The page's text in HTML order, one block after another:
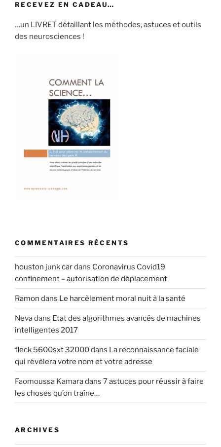
RECEVEZ EN CADEAU…
…un LIVRET détaillant les méthodes, astuces et outils
des neurosciences !
COMMENTAIRES RÉCENTS
houston junk cardans Coronavirus Covid19
confinement – autorisation de déplacement
Ramon dans Le harcèlement moral nuit à la santé
Nevadans Etat des algorithmes avancés de machines
intelligentes 2017
fleck 5600sxt 32000dans La reconnaissance faciale
qui révèlera votre nom et votre adresse
Faomoussa Kamaradans 7 astuces pour réussir à faire
les choses qu’on traîne…
ARCHIVES